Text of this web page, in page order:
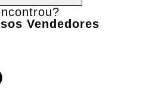
Vendedores